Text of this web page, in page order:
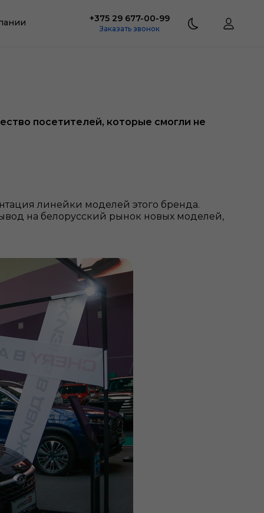
+375 29 677-00-99
Заказать звонок
посетителей, которые смогли не
линейки моделей этого бренда.
на белорусский рынок новых моделей,